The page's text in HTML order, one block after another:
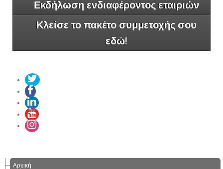
Εκδήλωση ενδιαφέροντος εταιριών
Κλείσε το πακέτο συμμετοχής σου
εδώ!
Αρχική